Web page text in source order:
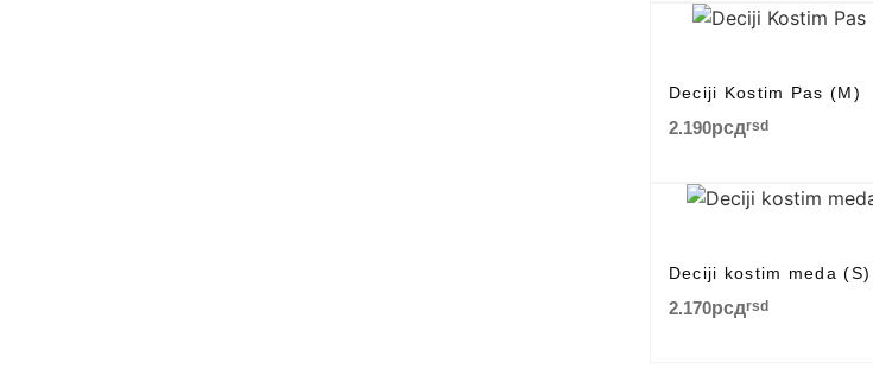
Deciji Kostim Pas (M)
2.190рсдrsd
Deciji kostim meda (S)
2.170рсдrsd